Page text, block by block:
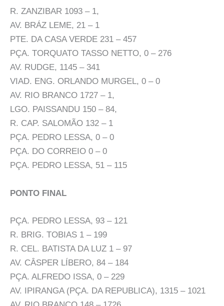
R. ZANZIBAR 1093 – 1,
AV. BRÁZ LEME, 21 – 1
PTE. DA CASA VERDE 231 – 457
PÇA. TORQUATO TASSO NETTO, 0 – 276
AV. RUDGE, 1145 – 341
VIAD. ENG. ORLANDO MURGEL, 0 – 0
AV. RIO BRANCO 1727 – 1,
LGO. PAISSANDU 150 – 84,
R. CAP. SALOMÃO 132 – 1
PÇA. PEDRO LESSA, 0 – 0
PÇA. DO CORREIO 0 – 0
PÇA. PEDRO LESSA, 51 – 115
PONTO FINAL
PÇA. PEDRO LESSA, 93 – 121
R. BRIG. TOBIAS 1 – 199
R. CEL. BATISTA DA LUZ 1 – 97
AV. CÂSPER LÍBERO, 84 – 184
PÇA. ALFREDO ISSA, 0 – 229
AV. IPIRANGA (PÇA. DA REPUBLICA), 1315 – 1021